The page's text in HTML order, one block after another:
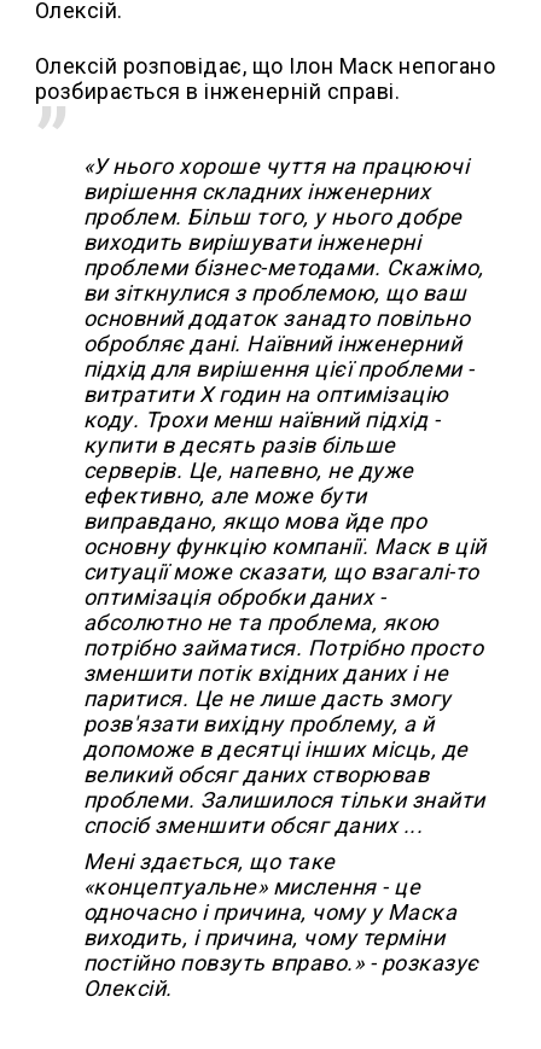
Олексій.
Олексій розповідає, що Ілон Маск непогано
розбирається в інженерній справі.
«У нього хороше чуття на працюючі
вирішення складних інженерних
проблем. Більш того, у нього добре
виходить вирішувати інженерні
проблеми бізнес-методами. Скажімо,
ви зіткнулися з проблемою, що ваш
основний додаток занадто повільно
обробляє дані. Наївний інженерний
підхід для вирішення цієї проблеми -
витратити X годин на оптимізацію
коду. Трохи менш наївний підхід -
купити в десять разів більше
серверів. Це, напевно, не дуже
ефективно, але може бути
виправдано, якщо мова йде про
основну функцію компанії. Маск в цій
ситуації може сказати, що взагалі-то
оптимізація обробки даних -
абсолютно не та проблема, якою
потрібно займатися. Потрібно просто
зменшити потік вхідних даних і не
паритися. Це не лише дасть змогу
розв'язати вихідну проблему, а й
допоможе в десятці інших місць, де
великий обсяг даних створював
проблеми. Залишилося тільки знайти
спосіб зменшити обсяг даних ...
Мені здається, що таке
«концептуальне» мислення - це
одночасно і причина, чому у Маска
виходить, і причина, чому терміни
постійно повзуть вправо.» - розказує
Олексій.